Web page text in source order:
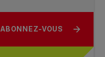
ABONNEZ-VOUS